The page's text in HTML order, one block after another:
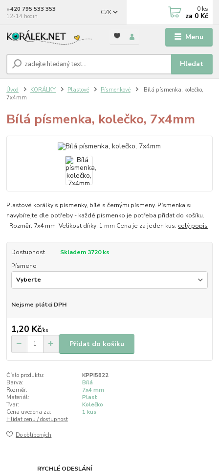
Menu
CZK
Hledat
+420 795 533 353
12-14 hodin
0 ks
za 0 Kč
Úvod KORÁLKY Plastové Písmenkové
Bílá písmenka, kolečko,
7x4mm
Bílá písmenka, kolečko, 7x4mm
Plastové korálky s písmenky, bílé s černými písmeny. Písmenka si
navybírejte dle potřeby - každé písmenko je potřeba přidat do košíku.
Rozměr: 7x4 mm Velikost dírky: 1 mm Cena je za jeden kus. celý popis
Dostupnost
Skladem 3720 ks
Písmeno
Nejsme plátci DPH
1,20 Kč/ks
Přidat do košíku
Číslo produktu:
KPPI5822
Barva:
Bílá
Rozměr:
7x4 mm
Materiál:
Plast
Tvar:
Kolečko
Cena uvedena za:
1 kus
Hlídat cenu / dostupnost
Do oblíbených
RYCHLÉ ODESLÁNÍ